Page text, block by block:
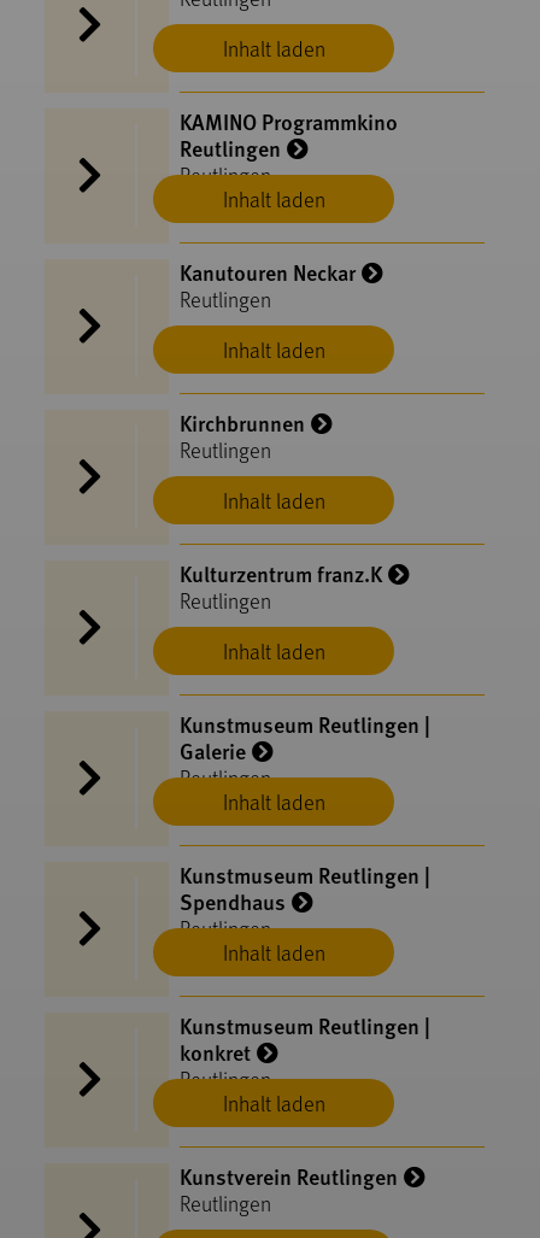
Inhalt laden
Inhalt laden
KAMINO Programmkino
Reutlingen
Reutlingen
Inhalt laden
Kanutouren Neckar
Reutlingen
Inhalt laden
Kirchbrunnen
Reutlingen
Inhalt laden
Kulturzentrum franz.K
Reutlingen
Inhalt laden
Kunstmuseum Reutlingen |
Galerie
Reutlingen
Inhalt laden
Kunstmuseum Reutlingen |
Spendhaus
Reutlingen
Inhalt laden
Kunstmuseum Reutlingen |
konkret
Reutlingen
Kunstverein Reutlingen
Reutlingen